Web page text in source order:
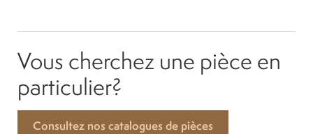
Vous cherchez une pièce en
particulier?
Consultez nos catalogues de pièces